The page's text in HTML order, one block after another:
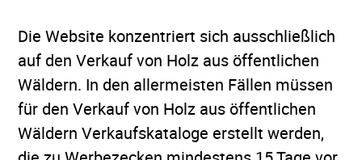
Die Website konzentriert sich ausschließlich
auf den Verkauf von Holz aus öffentlichen
Wäldern. In den allermeisten Fällen müssen
für den Verkauf von Holz aus öffentlichen
Wäldern Verkaufskataloge erstellt werden,